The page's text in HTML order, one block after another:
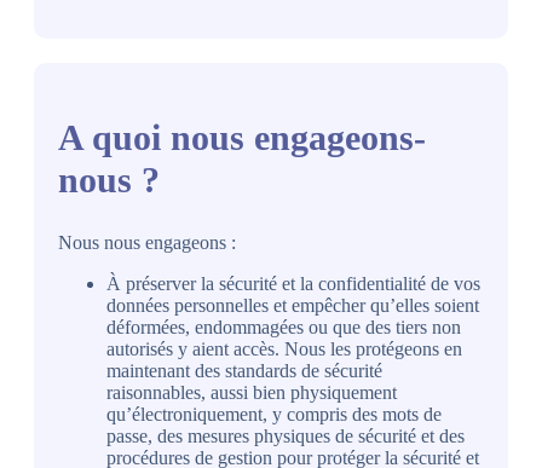
A quoi nous engageons-
nous ?
Nous nous engageons :
À préserver la sécurité et la confidentialité de vos
données personnelles et empêcher qu’elles soient
déformées, endommagées ou que des tiers non
autorisés y aient accès. Nous les protégeons en
maintenant des standards de sécurité
raisonnables, aussi bien physiquement
qu’électroniquement, y compris des mots de
passe, des mesures physiques de sécurité et des
procédures de gestion pour protéger la sécurité et